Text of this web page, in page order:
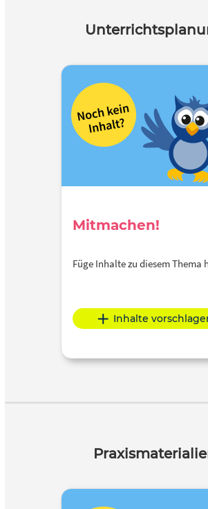
Mitmachen!
Füge Inhalte zu diesem
Inhalte